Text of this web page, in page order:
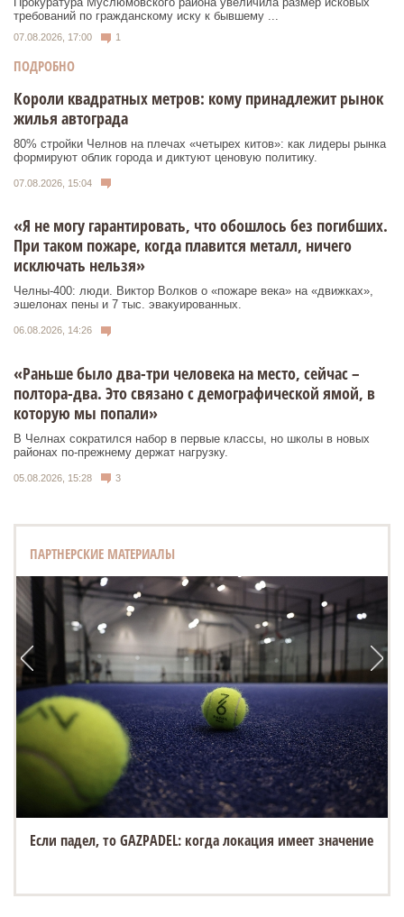
требований по гражданскому иску к бывшему ...
07.08.2026, 17:00 1
ПОДРОБНО
Короли квадратных метров: кому принадлежит рынок
жилья автограда
80% стройки Челнов на плечах «четырех китов»: как лидеры рынка
формируют облик города и диктуют ценовую политику.
07.08.2026, 15:04
«Я не могу гарантировать, что обошлось без погибших.
При таком пожаре, когда плавится металл, ничего
исключать нельзя»
Челны-400: люди. Виктор Волков о «пожаре века» на «движках»,
эшелонах пены и 7 тыс. эвакуированных.
06.08.2026, 14:26
«Раньше было два-три человека на место, сейчас –
полтора-два. Это связано с демографической ямой, в
которую мы попали»
В Челнах сократился набор в первые классы, но школы в новых
районах по-прежнему держат нагрузку.
05.08.2026, 15:28 3
ПАРТНЕРСКИЕ МАТЕРИАЛЫ
Если падел, то GAZPADEL: когда локация имеет значение